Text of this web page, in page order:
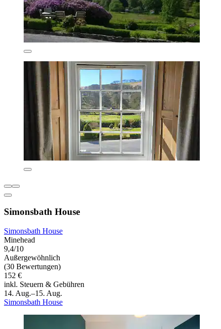
Simonsbath House
Simonsbath House
Minehead
9,4/10
Außergewöhnlich
(30 Bewertungen)
152 €
inkl. Steuern & Gebühren
14. Aug.–15. Aug.
Simonsbath House